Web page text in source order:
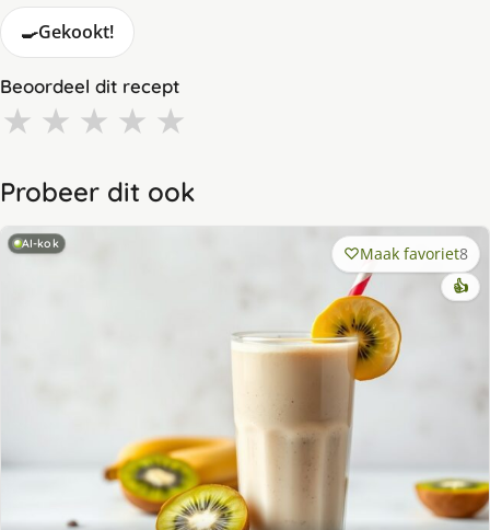
🍳Gekookt!
Beoordeel dit recept
★ ★ ★ ★ ★
Probeer dit ook
AI-kok Maak favoriet8
👍